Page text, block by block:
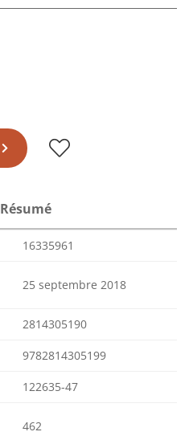
Résumé
16335961
25 septembre 2018
2814305190
9782814305199
122635-47
462